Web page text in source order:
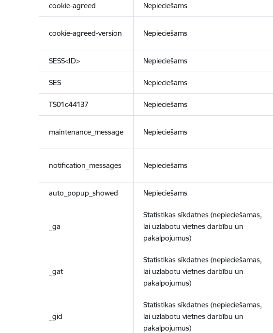
cookie-agreed Nepieciešams
cookie-agreed-version Nepieciešams
SESS<ID> Nepieciešams
SES Nepieciešams
TS01c44137 Nepieciešams
maintenance_message Nepieciešams
notification_messages Nepieciešams
auto_popup_showed Nepieciešams
_ga
Statistikas sīkdatnes (nepieciešamas,
lai uzlabotu vietnes darbību un
pakalpojumus)
_gat
Statistikas sīkdatnes (nepieciešamas,
lai uzlabotu vietnes darbību un
pakalpojumus)
_gid
Statistikas sīkdatnes (nepieciešamas,
lai uzlabotu vietnes darbību un
pakalpojumus)